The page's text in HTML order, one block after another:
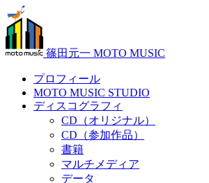
篠田元一 MOTO MUSIC
プロフィール
MOTO MUSIC STUDIO
ディスコグラフィ
CD（オリジナル）
CD（参加作品）
書籍
マルチメディア
データ